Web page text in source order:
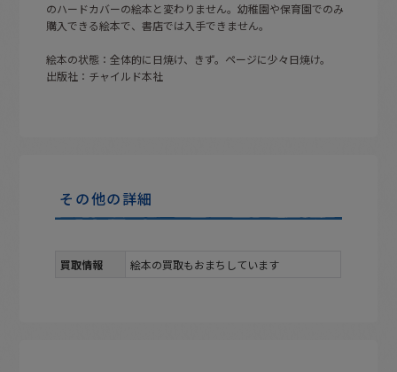
のハードカバーの絵本と変わりません。幼稚園や保育園でのみ
購入できる絵本で、書店では入手できません。
絵本の状態：全体的に日焼け、きず。ページに少々日焼け。
出版社：チャイルド本社
その他の詳細
買取情報 絵本の買取もおまちしています